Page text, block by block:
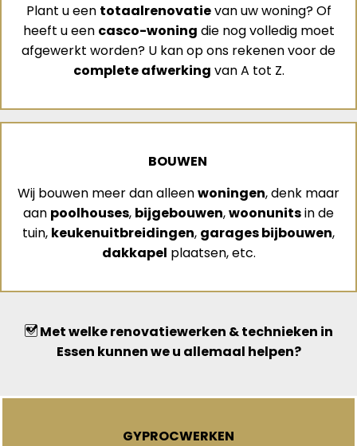
Plant u een totaalrenovatievan uw woning? Of
heeft u een casco-woning die nog volledig moet
afgewerkt worden? U kan op ons rekenen voor de
complete afwerking van A tot Z.
BOUWEN
Wij bouwen meer dan alleenwoningen, denk maar
aan poolhouses, bijgebouwen,woonunitsin de
tuin, keukenuitbreidingen, garages bijbouwen,
dakkapel plaatsen, etc.
Met welke renovatiewerken & technieken in
Essen kunnen we u allemaal helpen?
GYPROCWERKEN